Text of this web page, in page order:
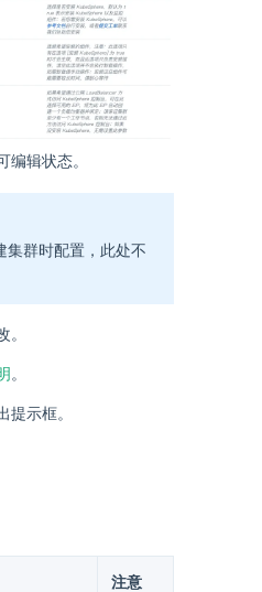
编辑状态。
集群时配置，此处不
。
。
提示框。
注意